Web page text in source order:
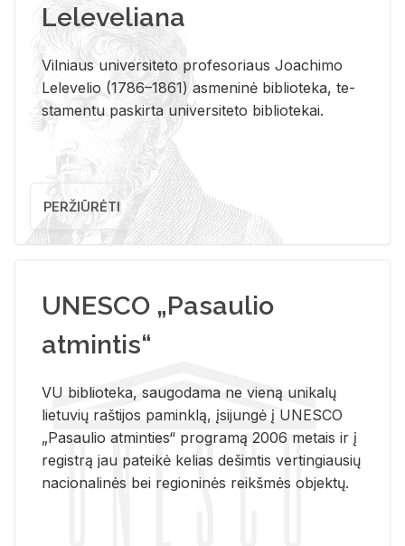
Leleveliana
Vil­niaus uni­ver­si­te­to pro­fe­so­riaus Jo­a­chi­mo
Le­le­ve­lio (1786–1861) as­me­ni­nė bi­b­lio­te­ka, te­
sta­men­tu pa­skir­ta uni­ver­si­te­to bi­b­lio­te­kai.
PERŽIŪRĖTI
UNESCO „Pasaulio
atmintis“
VU biblioteka, saugodama ne vieną unikalų
lietuvių raštijos paminklą, įsijungė į UNESCO
„Pasaulio atminties“ programą 2006 metais ir į
registrą jau pateikė kelias dešimtis vertingiausių
nacionalinės bei regioninės reikšmės objektų.